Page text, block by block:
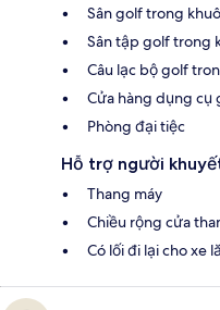
Sân golf trong
Sân tập golf trong
Câu lạc bộ golf
Cửa hàng dụng cụ
Phòng đại tiệc
Hỗ trợ người
Thang máy
Chiều rộng cửa
Có lối đi lại cho xe